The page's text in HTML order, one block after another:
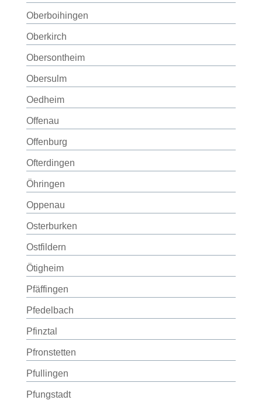
Oberboihingen
Oberkirch
Obersontheim
Obersulm
Oedheim
Offenau
Offenburg
Ofterdingen
Öhringen
Oppenau
Osterburken
Ostfildern
Ötigheim
Pfäffingen
Pfedelbach
Pfinztal
Pfronstetten
Pfullingen
Pfungstadt